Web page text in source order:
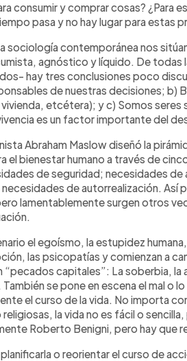
consumir y comprar cosas? ¿Para
pasa y no hay lugar para estas
sociología contemporánea nos
agnóstico y líquido. De todas
hay tres conclusiones poco
de nuestras decisiones; b)
etcétera); y c) Somos seres
es un factor importante del
Abraham Maslow diseñó la
el bienestar humano a través de
de seguridad; necesidades de
de autorrealización. Así
lamentablemente surgen otros
el egoísmo, la estupidez
las psicopatías y comienzan a
capitales”: La soberbia, la
se pone en escena el mal o
el curso de la vida. No importa
la vida no es fácil o
Roberto Benigni, pero hay que
o reorientar el curso de